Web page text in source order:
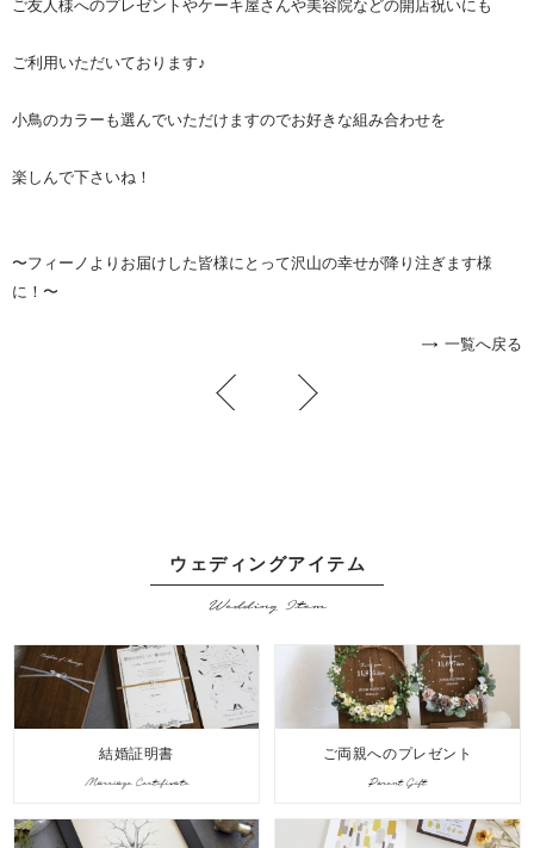
ご友人様へのプレゼントやケーキ屋さんや美容院などの開店祝いにも
ご利用いただいております♪
小鳥のカラーも選んでいただけますのでお好きな組み合わせを
楽しんで下さいね！
〜フィーノよりお届けした皆様にとって沢山の幸せが降り注ぎます様
に！〜
一覧へ戻る
ウェディングアイテム
Wedding Item
結婚証明書
Marriage Certificate
ご両親へのプレゼント
Parent Gift